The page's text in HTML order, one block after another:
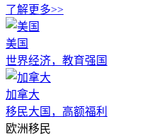
了解更多>>
美国
世界经济，教育强国
加拿大
移民大国，高额福利
欧洲移民